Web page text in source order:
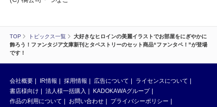
TOP トピックス一覧
大好きなヒロインの美麗イラストでお部屋をにぎやかに
飾ろう！ファンタジア文庫新刊とタペストリーのセット商品“ファンタペ！”が登場
です！
会社概要 IR情報 採用情報 広告について
ライセンスについて
書店様向け
法人様一括購入
KADOKAWAグループ
作品の利用について
お問い合わせ
プライバシーポリシー